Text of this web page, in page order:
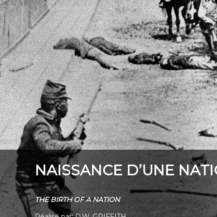
NAISSANCE D’UNE
THE BIRTH OF A NATION